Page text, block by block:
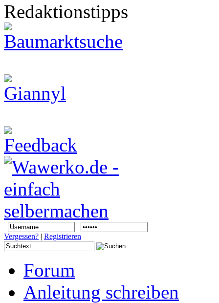
Redaktionstipps
Vergessen? | Registrieren
Forum
Anleitung schreiben